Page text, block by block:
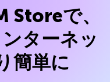
Storeで、
ターネッ
簡単に